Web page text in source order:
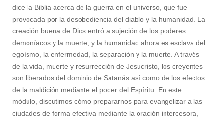
dice la Biblia acerca de la guerra en el universo, que fue
provocada por la desobediencia del diablo y la humanidad. La
creación buena de Dios entró a sujeción de los poderes
demoníacos y la muerte, y la humanidad ahora es esclava del
egoísmo, la enfermedad, la separación y la muerte. A través
de la vida, muerte y resurrección de Jesucristo, los creyentes
son liberados del dominio de Satanás así como de los efectos
de la maldición mediante el poder del Espíritu. En este
módulo, discutimos cómo prepararnos para evangelizar a las
ciudades de forma efectiva mediante la oración intercesora,